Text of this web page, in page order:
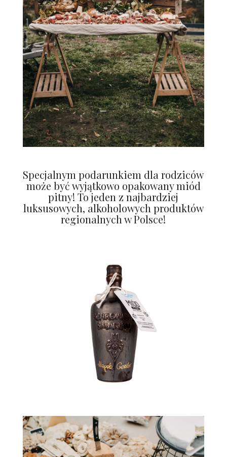
Specjalnym podarunkiem dla rodziców
może być wyjątkowo opakowany miód
pitny! To jeden z najbardziej
luksusowych, alkoholowych produktów
regionalnych w Polsce!